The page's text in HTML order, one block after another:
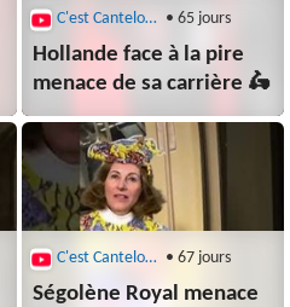
C'est Canteloup • 65 jours
Hollande face à la pire
menace de sa carrière 🛵
C'est Canteloup • 67 jours
Ségolène Royal menace